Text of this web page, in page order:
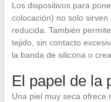
Los dispositivos para
colocación) no solo
reducida. También
tejido, sin contacto
la banda de silicona o
El papel de la
Una piel muy seca ofrece